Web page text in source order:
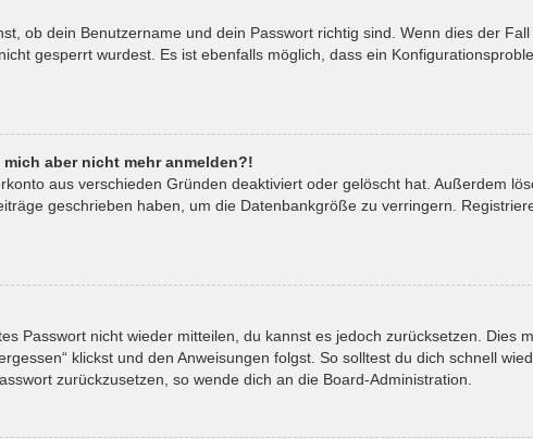
ob dein Benutzername und dein Passwort richtig sind. Wenn dies der
gesperrt wurdest. Es ist ebenfalls möglich, dass ein
aber nicht mehr anmelden?!
aus verschieden Gründen deaktiviert oder gelöscht hat. Außerdem
geschrieben haben, um die Datenbankgröße zu verringern.
Passwort nicht wieder mitteilen, du kannst es jedoch zurücksetzen. Dies
klickst und den Anweisungen folgst. So solltest du dich schnell
zurückzusetzen, so wende dich an die Board-Administration.